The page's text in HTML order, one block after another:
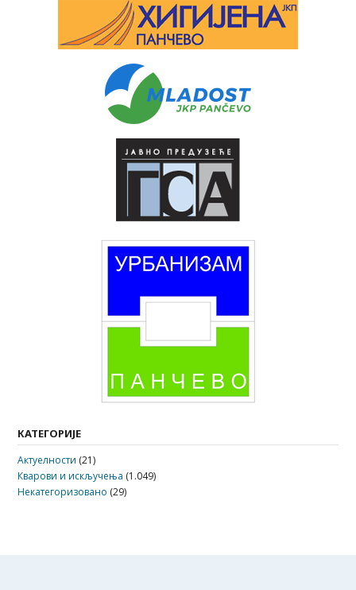
КАТЕГОРИЈЕ
Актуелности (21)
Кварови и искључења (1.049)
Некатегоризовано (29)